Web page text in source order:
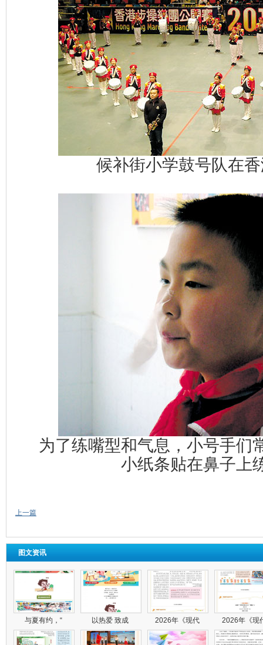
候补街小学鼓号队在
为了练嘴型和气息，小号手们
小纸条贴在鼻子上
上一篇
图文资讯
与夏有约，“ 以热爱 致成 2026年《现代 2026年《现